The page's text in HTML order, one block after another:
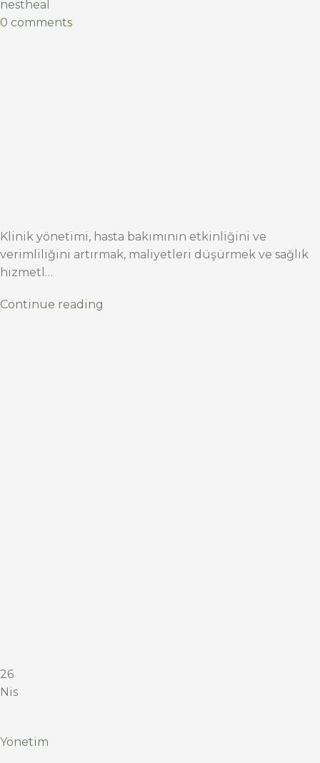
nestheal
0 comments
Klinik yönetimi, hasta bakımının etkinliğini ve
verimliliğini artırmak, maliyetleri düşürmek ve sağlık
hizmetl…
Continue reading
26
Nis
Yönetim